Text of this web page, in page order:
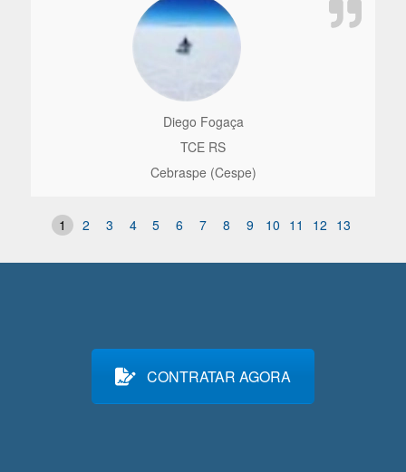
Diego Fogaça
TCE RS
Cebraspe (Cespe)
1 2 3 4 5 6 7 8 9 10 11 12 13
CONTRATAR AGORA